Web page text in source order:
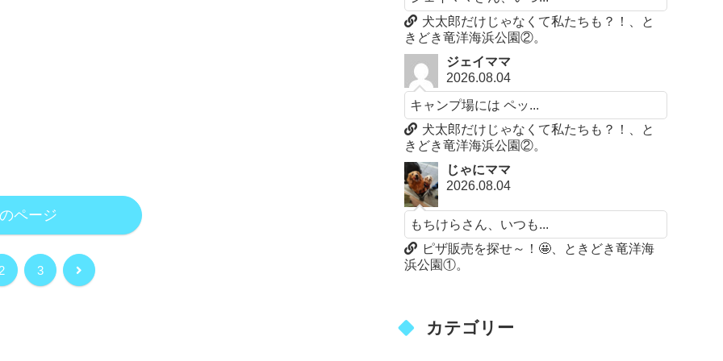
ページ
3 次
犬太郎だけじゃなくて私たちも？！、と
きどき竜洋海浜公園②。
ジェイママ
2026.08.04
キャンプ場には ペッ...
犬太郎だけじゃなくて私たちも？！、と
きどき竜洋海浜公園②。
じゃにママ
2026.08.04
もちけらさん、いつも...
ピザ販売を探せ～！🤩、ときどき竜洋海
浜公園①。
カテゴリー